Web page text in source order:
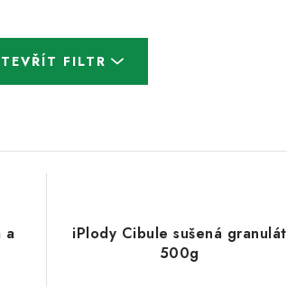
FILTR
a
iPlody Cibule sušená granulát
500g